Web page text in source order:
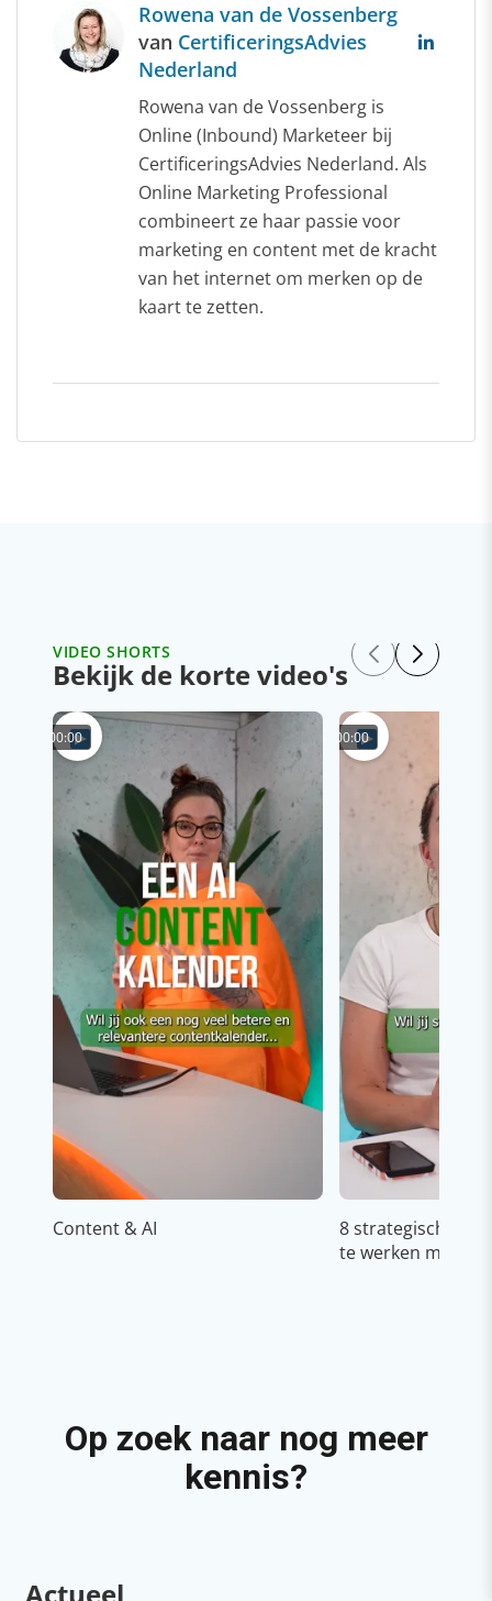
Rowena van de Vossenberg
van CertificeringsAdvies
Nederland
Rowena van de Vossenberg is
Online (Inbound) Marketeer bij
CertificeringsAdvies Nederland. Als
Online Marketing Professional
combineert ze haar passie voor
marketing en content met de kracht
van het internet om merken op de
kaart te zetten.
VIDEO SHORTS
Bekijk de korte video's
00:00
Content & AI
00:00
8 strategische
te werken met
Op zoek naar nog meer
kennis?
Actueel